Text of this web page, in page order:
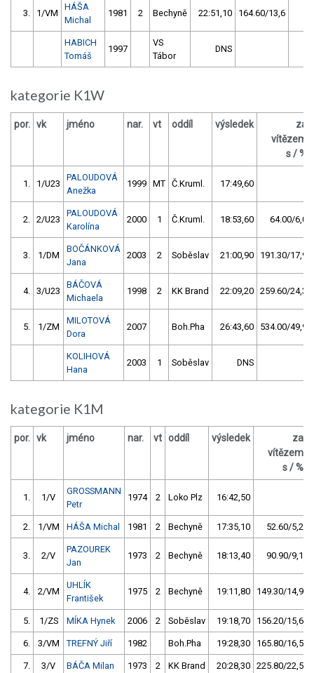
3. 1/VM
HÁŠA
Michal
1981 2 Bechyně 22:51,10 164.60/13,6
HABICH
Tomáš
1997
VS
Tábor
DNS
kategorie K1W
por. vk jméno nar. vt oddíl výsledek
za
vítězem
s / %
1. 1/U23
PALOUDOVÁ
Anežka
1999 MT Č.Kruml. 17:49,60
2. 2/U23
PALOUDOVÁ
Karolína
2000 1 Č.Kruml. 18:53,60 64.00/6,0
3. 1/DM
BOČÁNKOVÁ
Jana
2003 2 Soběslav 21:00,90 191.30/17,9
4. 3/U23
BÁČOVÁ
Michaela
1998 2 KK Brand 22:09,20 259.60/24,3
5. 1/ZM
MILOTOVÁ
Dora
2007 Boh.Pha 26:43,60 534.00/49,9
KOLIHOVÁ
Hana
2003 1 Soběslav DNS
kategorie K1M
por. vk jméno nar. vt oddíl výsledek
za
vítězem
s / %
1. 1/V
GROSSMANN
Petr
1974 2 Loko Plz 16:42,50
2. 1/VM HÁŠA Michal 1981 2 Bechyně 17:35,10 52.60/5,2
3. 2/V
PAZOUREK
Jan
1973 2 Bechyně 18:13,40 90.90/9,1
4. 2/VM
UHLÍK
František
1975 2 Bechyně 19:11,80 149.30/14,9
5. 1/ZS MÍKA Hynek 2006 2 Soběslav 19:18,70 156.20/15,6
6. 3/VM TREFNÝ Jiří 1982 Boh.Pha 19:28,30 165.80/16,5
7. 3/V BÁČA Milan 1973 2 KK Brand 20:28,30 225.80/22,5